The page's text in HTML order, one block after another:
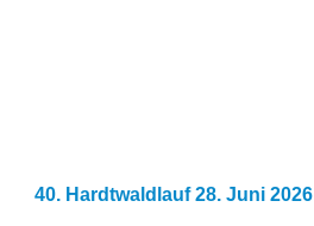
40. Hardtwaldlauf 28. Juni 2026